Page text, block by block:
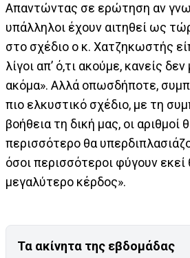
Απαντώντας σε ερώτηση αν
υπάλληλοι έχουν αιτηθεί ως
στο σχέδιο ο κ. Χατζηκωστής
λίγοι απ’ ό,τι ακούμε, κανείς
ακόμα». Αλλά οπωσδήποτε,
πιο ελκυστικό σχέδιο, με τη
βοήθεια τη δική μας, οι αριθμοί
περισσότερο θα
όσοι περισσότεροι φύγουν εκεί
μεγαλύτερο κέρδος».
Τα ακίνητα της εβδομάδας